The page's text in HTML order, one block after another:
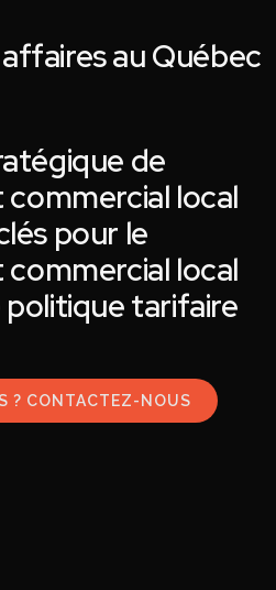
au Québec
de
local
pour le
local
tarifaire
? CONTACTEZ-NOUS